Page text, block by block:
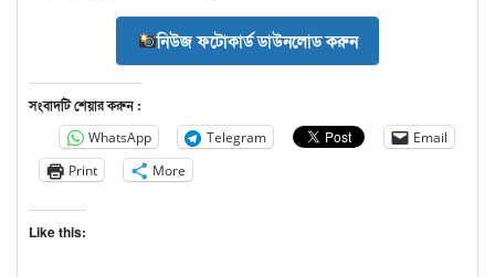
নিউজ ফটোকার্ড ডাউনলোড করুন
সংবাদটি শেয়ার করুন :
WhatsApp Telegram
Email
Print
More
Like this: